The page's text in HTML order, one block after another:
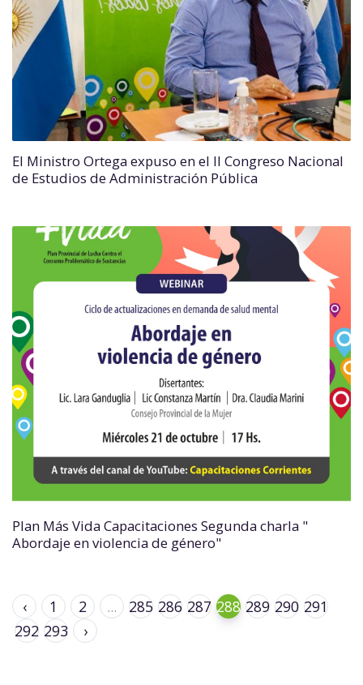
El Ministro Ortega expuso en el II Congreso Nacional
de Estudios de Administración Pública
Plan Más Vida Capacitaciones Segunda charla "
Abordaje en violencia de género"
‹ 1 2 ... 285 286 287 288 289 290 291
292 293 ›